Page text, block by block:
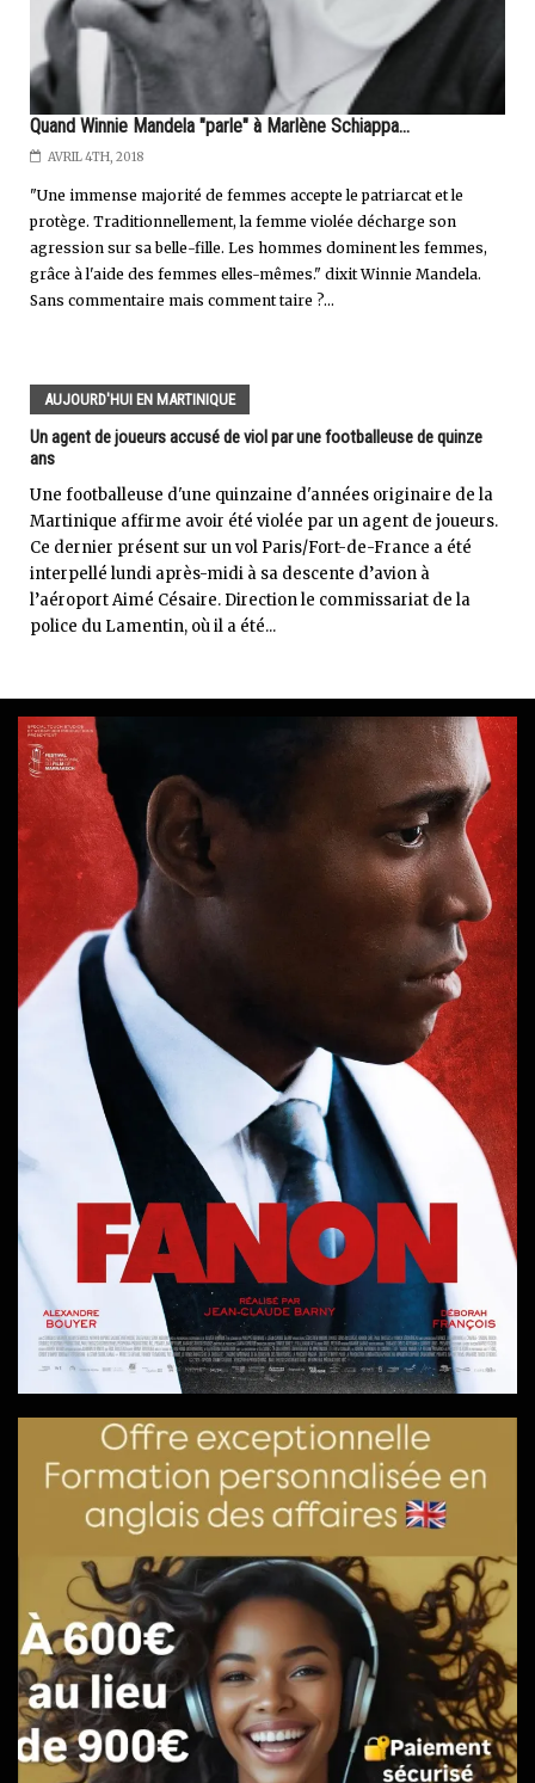
Quand Winnie Mandela "parle" à Marlène Schiappa...
AVRIL 4TH, 2018
"Une immense majorité de femmes accepte le patriarcat et le
protège. Traditionnellement, la femme violée décharge son
agression sur sa belle-fille. Les hommes dominent les femmes,
grâce à l'aide des femmes elles-mêmes." dixit Winnie Mandela.
Sans commentaire mais comment taire ?...
AUJOURD'HUI EN MARTINIQUE
Un agent de joueurs accusé de viol par une footballeuse de quinze
ans
Une footballeuse d'une quinzaine d'années originaire de la
Martinique affirme avoir été violée par un agent de joueurs.
Ce dernier présent sur un vol Paris/Fort-de-France a été
interpellé lundi après-midi à sa descente d’avion à
l’aéroport Aimé Césaire. Direction le commissariat de la
police du Lamentin, où il a été...